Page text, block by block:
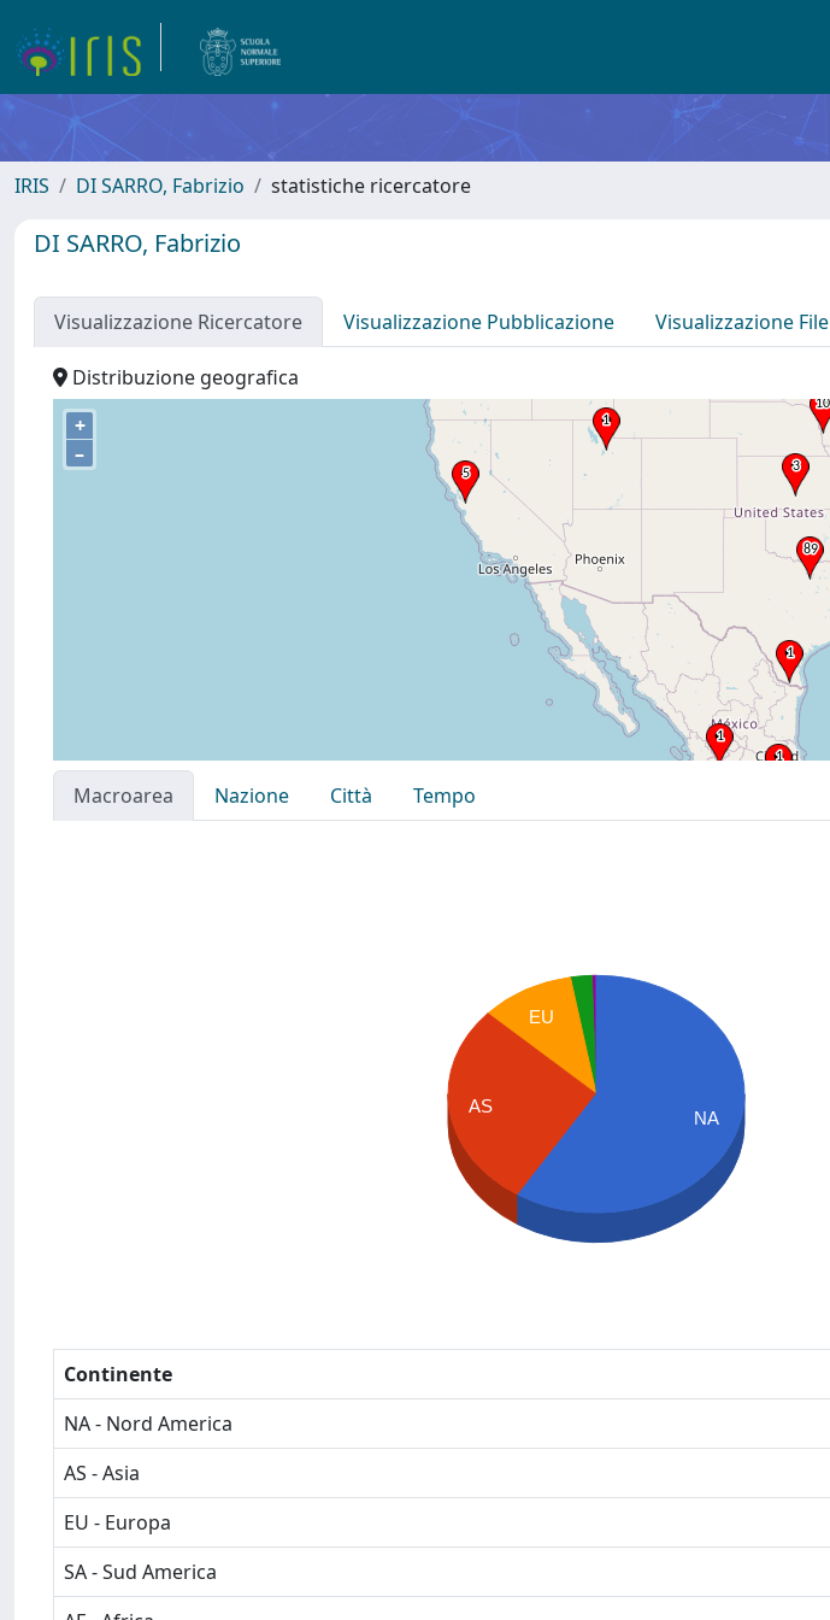
IRIS DI SARRO, Fabrizio statistiche ricercatore
DI SARRO, Fabrizio
Visualizzazione Ricercatore Visualizzazione Pubblicazione Visualizzazione File
Distribuzione geografica
+
–
Macroarea Nazione Città
Tempo
EU
AS
NA
Continente
NA - Nord America
AS - Asia
EU - Europa
SA - Sud America